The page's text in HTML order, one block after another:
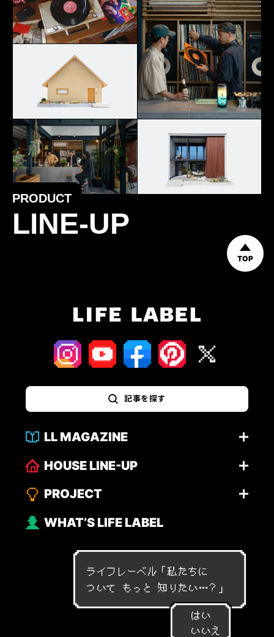
PRODUCT
LINE-UP
TOP
記事を探す
LL MAGAZINE
HOUSE LINE-UP
PROJECT
WHAT’S LIFE LABEL
ライフレーベル「私 たちに
つ いて も っ と 知 り た い…？ 」
はい
いいえ